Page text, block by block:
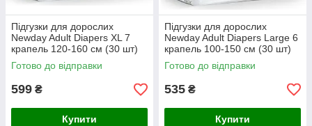
Підгузки для дорослих
Newday Adult Diapers XL 7
крапель 120-160 см (30 шт)
Готово до відправки
599 ₴
Купити
Підгузки для дорослих
Newday Adult Diapers Large 6
крапель 100-150 см (30 шт)
Готово до відправки
535 ₴
Купити